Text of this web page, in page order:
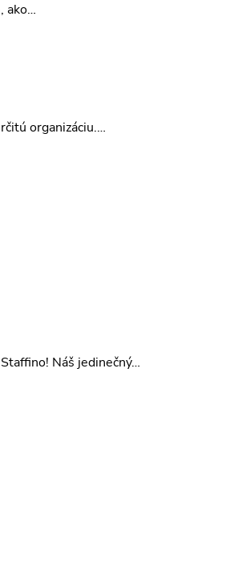
ako…
organizáciu.…
Náš jedinečný…